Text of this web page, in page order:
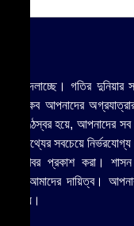
বদলাচ্ছে। গতির দুনিয়ার
থাকব আপনাদের
কণ্ঠস্বর হয়ে, আপনাদের
তথ্যের সবচেয়ে
কাজ খবর প্রকাশ করা।
আনাই আমাদের দায়িত্ব।
হয়ে।